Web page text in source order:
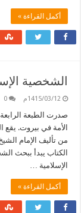
أكمل القراءة »
الشخصية
1415/03/12م 0
صدرت الطبعة
من تأليف الإمام
الكتاب يبدأ ببحث
الإسلامية …
أكمل القراءة »